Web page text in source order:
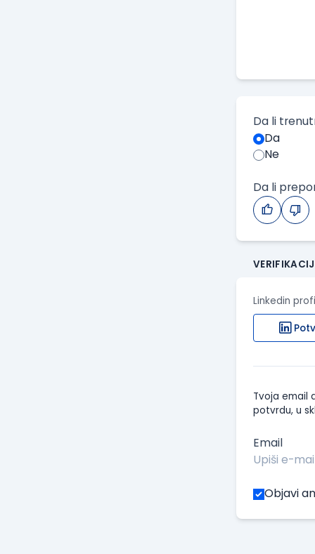
Da li
Da
Ne
Da li
Linkedin
Tvoja email
potvrdu, u
Email
Objavi